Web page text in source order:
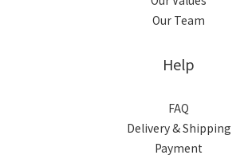
Our Team
Help
FAQ
Delivery & Shipping
Payment